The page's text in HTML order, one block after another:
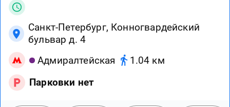
Санкт-Петербург, Конногвардейский
бульвар д. 4
Адмиралтейская
1.04 км
Парковки нет